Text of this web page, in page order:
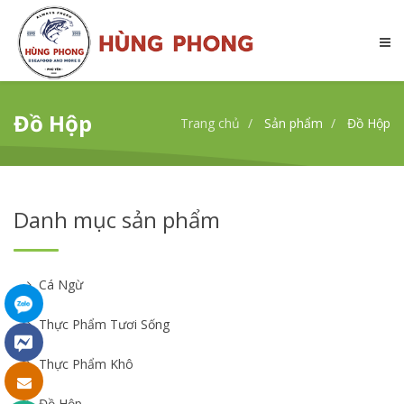
Đồ Hộp Trang chủ Sản phẩm Đồ Hộp
Danh mục sản phẩm
Cá Ngừ
Thực Phẩm Tươi Sống
Thực Phẩm Khô